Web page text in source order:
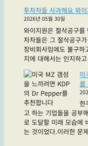
큐
LTO
를
지
켜
투자자들 사과해요 와
2026년 05월 30일
와이지원은 절삭공구
자자들은 그 절삭공구
장비회사임에도 불구
지에 대해서는 인지하
미
를
한
고 하는 기업들을 공부
로 도달할 미래 모습에
는 것이었다.이러한 문